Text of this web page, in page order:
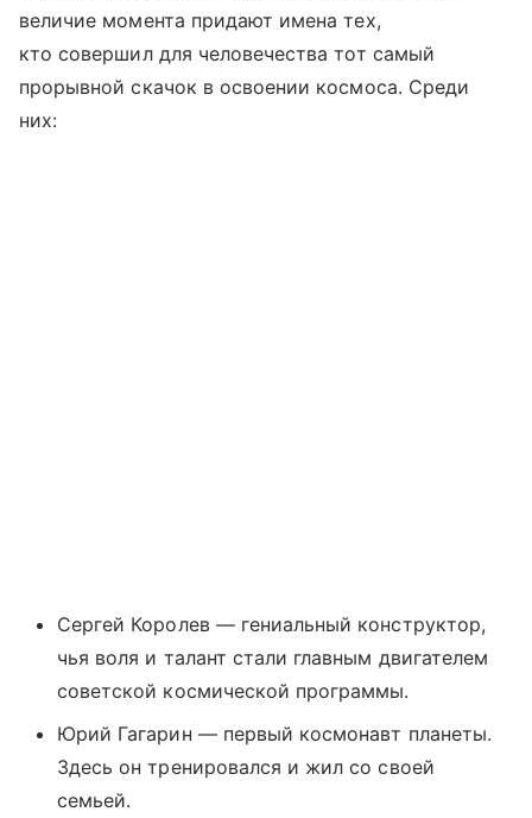
величие момента придают имена тех,
кто совершил для человечества тот самый
прорывной скачок в освоении космоса. Среди
них:
Сергей Королев — гениальный конструктор,
чья воля и талант стали главным двигателем
советской космической программы.
Юрий Гагарин — первый космонавт планеты.
Здесь он тренировался и жил со своей
семьей.